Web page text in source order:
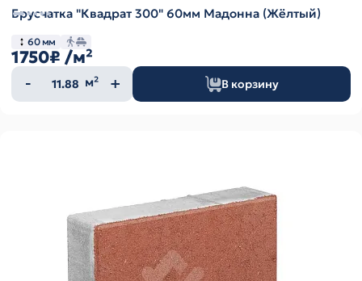
Брусчатка "Квадрат 300" 60мм Мадонна (Жёлтый)
60 мм
1750₽ /м²
Количество
товара
м² В корзину